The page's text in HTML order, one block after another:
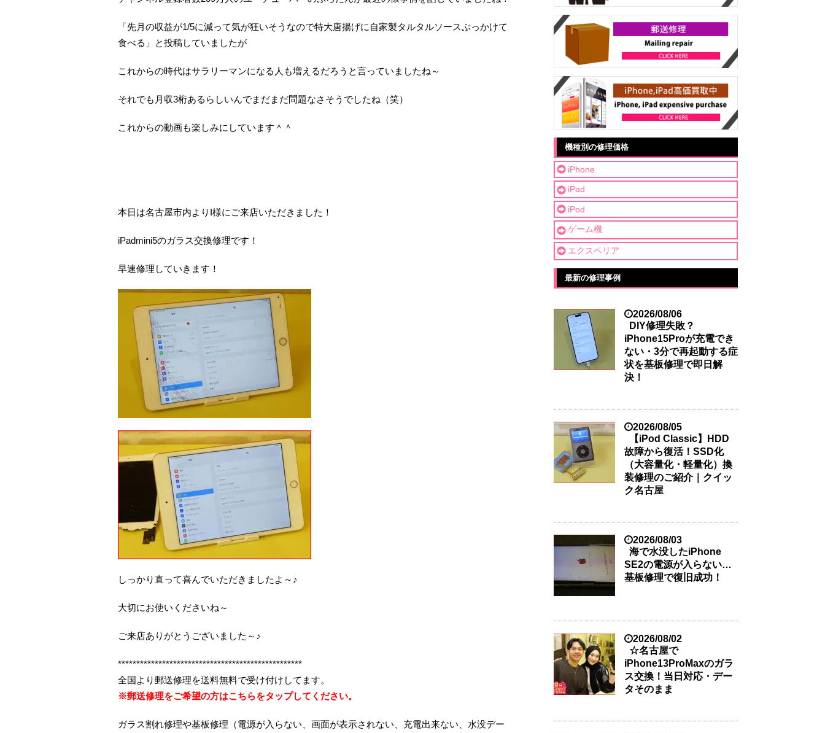
「先月の収益が1/5に減って気が狂いそうなので特大唐揚げに自家製タルタルソースぶっかけて
食べる」と投稿していましたが
これからの時代はサラリーマンになる人も増えるだろうと言っていましたね～
それでも月収3桁あるらしいんでまだまだ問題なさそうでしたね（笑）
これからの動画も楽しみにしています＾＾
本日は名古屋市内よりI様にご来店いただきました！
iPadmini5のガラス交換修理です！
早速修理していきます！
しっかり直って喜んでいただきましたよ～♪
大切にお使いくださいね～
ご来店ありがとうございました～♪
**************************************************
全国より郵送修理を送料無料で受け付けしてます。
※郵送修理をご希望の方はこちらをタップしてください。
ガラス割れ修理や基板修理（電源が入らない、画面が表示されない、充電出来ない、水没デー
機種別の修理価格
iPhone
iPad
iPod
ゲーム機
エクスペリア
最新の修理事例
2026/08/06
DIY修理失敗？
iPhone15Proが充電でき
ない・3分で再起動する症
状を基板修理で即日解
決！
2026/08/05
【iPod Classic】HDD
故障から復活！SSD化
（大容量化・軽量化）換
装修理のご紹介｜クイッ
ク名古屋
2026/08/03
海で水没したiPhone
SE2の電源が入らない…
基板修理で復旧成功！
2026/08/02
☆名古屋で
iPhone13ProMaxのガラ
ス交換！当日対応・デー
タそのまま